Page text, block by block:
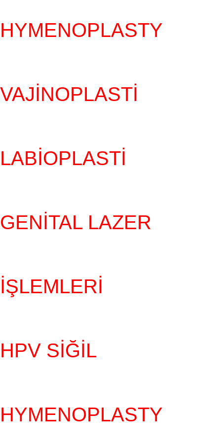
HYMENOPLASTY
VAJINOPLASTI
LABIOPLASTI
GENITAL LAZER
İŞLEMLERI
HPV SIĞIL
HYMENOPLASTY